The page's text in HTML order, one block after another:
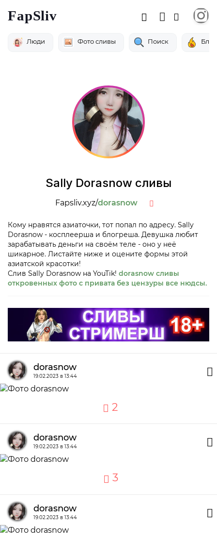
FapSliv
Люди Фото сливы Поиск
Sally Dorasnow сливы
Fapsliv.xyz/dorasnow
Кому нравятся азиаточки, тот попал по адресу. Sally
Dorasnow - косплеерша и блогреша. Девушка любит
зарабатывать деньги на своём теле - оно у неё
шикарное. Листайте ниже и оцените формы этой
азиатской красотки!
Слив Sally Dorasnow на YouTik! dorasnow сливы
откровенных фото с привата без цензуры все нюдсы.
dorasnow
19.02.2023 в 13:44
2
dorasnow
19.02.2023 в 13:44
3
dorasnow
19.02.2023 в 13:44